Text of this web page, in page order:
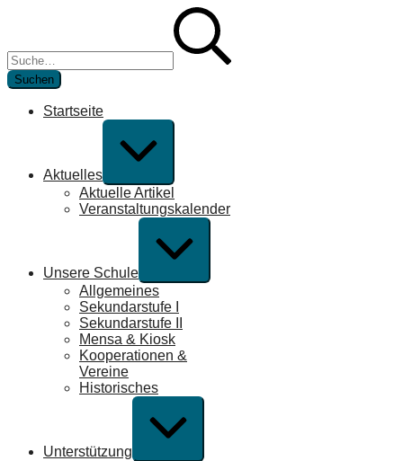
Startseite
Aktuelles
Erweitern
Aktuelle Artikel
Veranstaltungskalender
Unsere Schule
Erweitern
Allgemeines
Sekundarstufe I
Sekundarstufe II
Mensa & Kiosk
Kooperationen &
Vereine
Historisches
Unterstützung
Erweitern